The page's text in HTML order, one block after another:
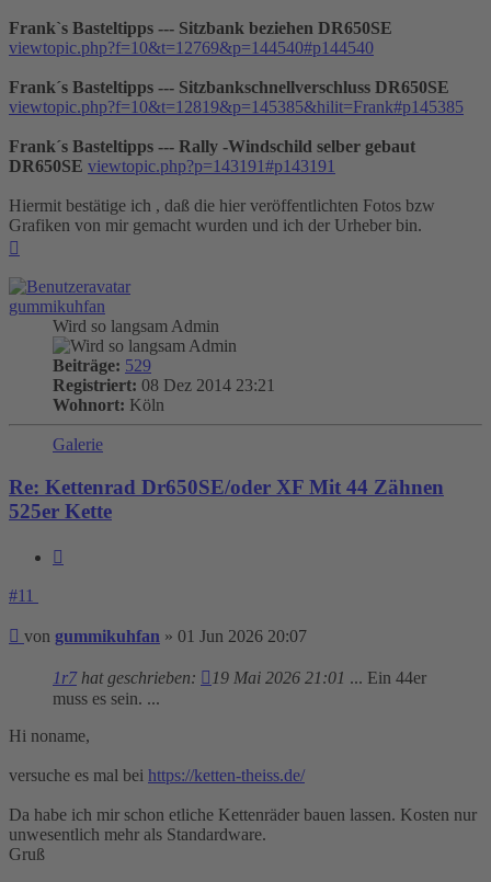
Frank`s Basteltipps --- Sitzbank beziehen DR650SE
viewtopic.php?f=10&t=12769&p=144540#p144540
Frank´s Basteltipps --- Sitzbankschnellverschluss DR650SE
viewtopic.php?f=10&t=12819&p=145385&hilit=Frank#p145385
Frank´s Basteltipps --- Rally -Windschild selber gebaut
DR650SE viewtopic.php?p=143191#p143191
Hiermit bestätige ich , daß die hier veröffentlichten Fotos bzw
Grafiken von mir gemacht wurden und ich der Urheber bin.
gummikuhfan
Wird so langsam Admin
Beiträge: 529
Registriert: 08 Dez 2014 23:21
Wohnort: Köln
Galerie
Re: Kettenrad Dr650SE/oder XF Mit 44 Zähnen
525er Kette
#11
Beitrag
von gummikuhfan » 01 Jun 2026 20:07
1r7hat geschrieben: 19 Mai 2026 21:01 ... Ein 44er
muss es sein. ...
Hi noname,
versuche es mal bei https://ketten-theiss.de/
Da habe ich mir schon etliche Kettenräder bauen lassen. Kosten nur
unwesentlich mehr als Standardware.
Gruß